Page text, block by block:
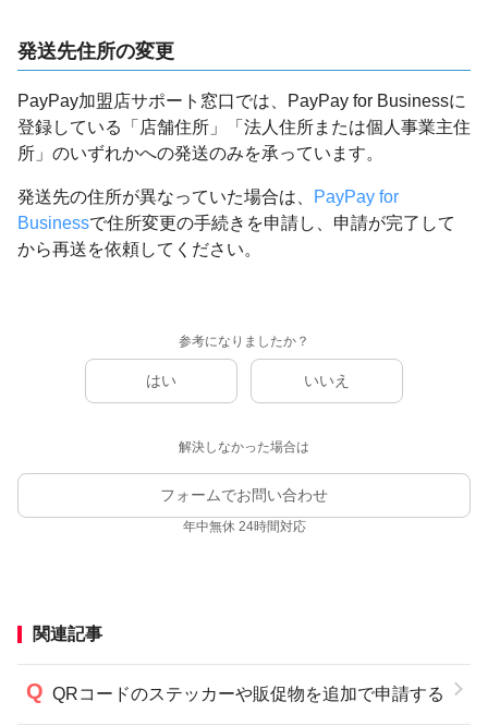
発送先住所の変更
PayPay加盟店サポート窓口では、PayPay for Businessに
登録している「店舗住所」「法人住所または個人事業主住
所」のいずれかへの発送のみを承っています。
発送先の住所が異なっていた場合は、
PayPay for
Businessで住所変更の手続きを申請し、申請が完了して
から再送を依頼してください。
参考になりましたか？
はい いいえ
解決しなかった場合は
フォームでお問い合わせ
年中無休 24時間対応
関連記事
QRコードのステッカーや販促物を追加で申請する